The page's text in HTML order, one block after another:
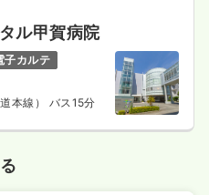
ル甲賀病院
子カルテ
本線） バス15分